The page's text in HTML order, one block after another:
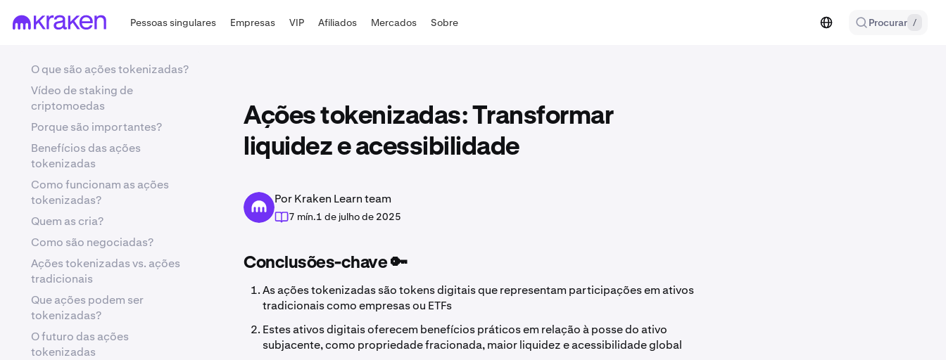
Pessoas singulares Empresas VIP Afiliados Mercados Sobre Procurar /
Ações tokenizadas: Transformar
liquidez e acessibilidade
Por Kraken Learn team
7 mín.1 de julho de 2025
Conclusões-chave 🔑
As ações tokenizadas são tokens digitais que representam participações em ativos
tradicionais como empresas ou ETFs
Estes ativos digitais oferecem benefícios práticos em relação à posse do ativo
subjacente, como propriedade fracionada, maior liquidez e acessibilidade global
O que são ações tokenizadas?
Vídeo de staking de
criptomoedas
Porque são importantes?
Benefícios das ações
tokenizadas
Como funcionam as ações
tokenizadas?
Quem as cria?
Como são negociadas?
Ações tokenizadas vs. ações
tradicionais
Que ações podem ser
tokenizadas?
O futuro das ações
tokenizadas